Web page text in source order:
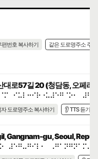
편번호 복사하기
같은 도로명주소 주
대로57길 20 (청담동, 오페라
자 도로명주소 복사하기 👂 TTS 듣기
Gangnam-gu, Seoul,